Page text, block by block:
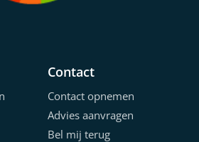
Contact
Contact opnemen
Advies aanvragen
Bel mij terug